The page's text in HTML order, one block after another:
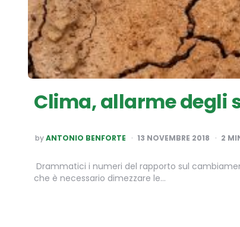
Clima, allarme degli
POSTED
BY
byANTONIO BENFORTE 13 NOVEMBRE 2018 2
Drammatici i numeri del rapporto sul
che è necessario dimezzare le…